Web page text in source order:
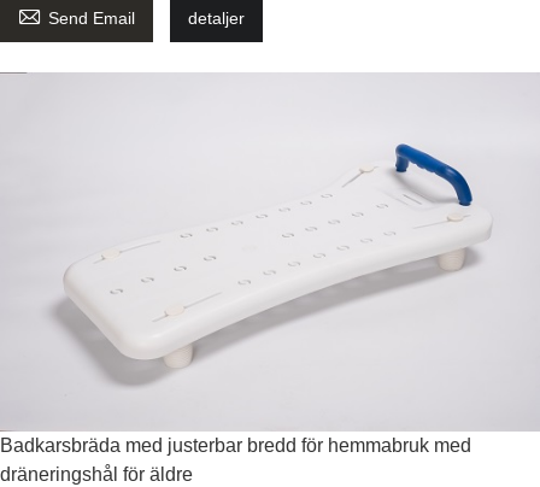
 Send Email detaljer
Badkarsbräda med justerbar bredd för hemmabruk med
dräneringshål för äldre